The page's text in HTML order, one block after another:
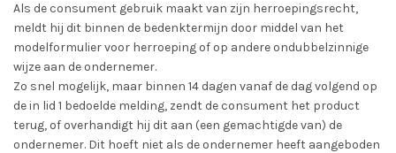
Als de consument gebruik maakt van zijn herroepingsrecht,
meldt hij dit binnen de bedenktermijn door middel van het
modelformulier voor herroeping of op andere ondubbelzinnige
wijze aan de ondernemer.
Zo snel mogelijk, maar binnen 14 dagen vanaf de dag volgend op
de in lid 1 bedoelde melding, zendt de consument het product
terug, of overhandigt hij dit aan (een gemachtigde van) de
ondernemer. Dit hoeft niet als de ondernemer heeft aangeboden